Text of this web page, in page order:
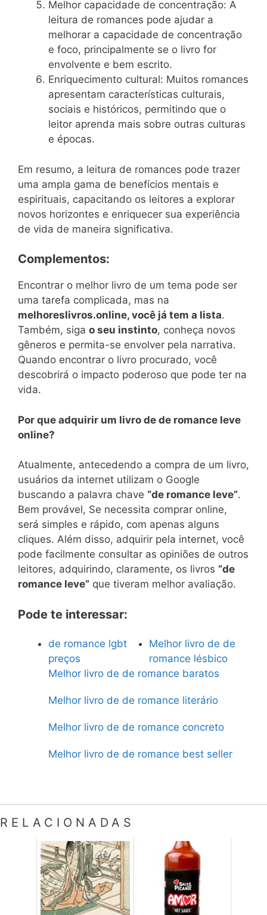
Melhor capacidade de concentração: A
leitura de romances pode ajudar a
melhorar a capacidade de concentração
e foco, principalmente se o livro for
envolvente e bem escrito.
Enriquecimento cultural: Muitos romances
apresentam características culturais,
sociais e históricos, permitindo que o
leitor aprenda mais sobre outras culturas
e épocas.
Em resumo, a leitura de romances pode trazer
uma ampla gama de benefícios mentais e
espirituais, capacitando os leitores a explorar
novos horizontes e enriquecer sua experiência
de vida de maneira significativa.
Complementos:
Encontrar o melhor livro de um tema pode ser
uma tarefa complicada, mas na
melhoreslivros.online, você já tem a lista.
Também, siga o seu instinto, conheça novos
gêneros e permita-se envolver pela narrativa.
Quando encontrar o livro procurado, você
descobrirá o impacto poderoso que pode ter na
vida.
Por que adquirir um livro de de romance leve
online?
Atualmente, antecedendo a compra de um livro,
usuários da internet utilizam o Google
buscando a palavra chave “de romance leve”.
Bem provável, Se necessita comprar online,
será simples e rápido, com apenas alguns
cliques. Além disso, adquirir pela internet, você
pode facilmente consultar as opiniões de outros
leitores, adquirindo, claramente, os livros “de
romance leve” que tiveram melhor avaliação.
Pode te interessar:
de romance lgbt
preços
Melhor livro de de
romance lésbico
Melhor livro de de romance baratos
Melhor livro de de romance literário
Melhor livro de de romance concreto
Melhor livro de de romance best seller
RELACIONADAS